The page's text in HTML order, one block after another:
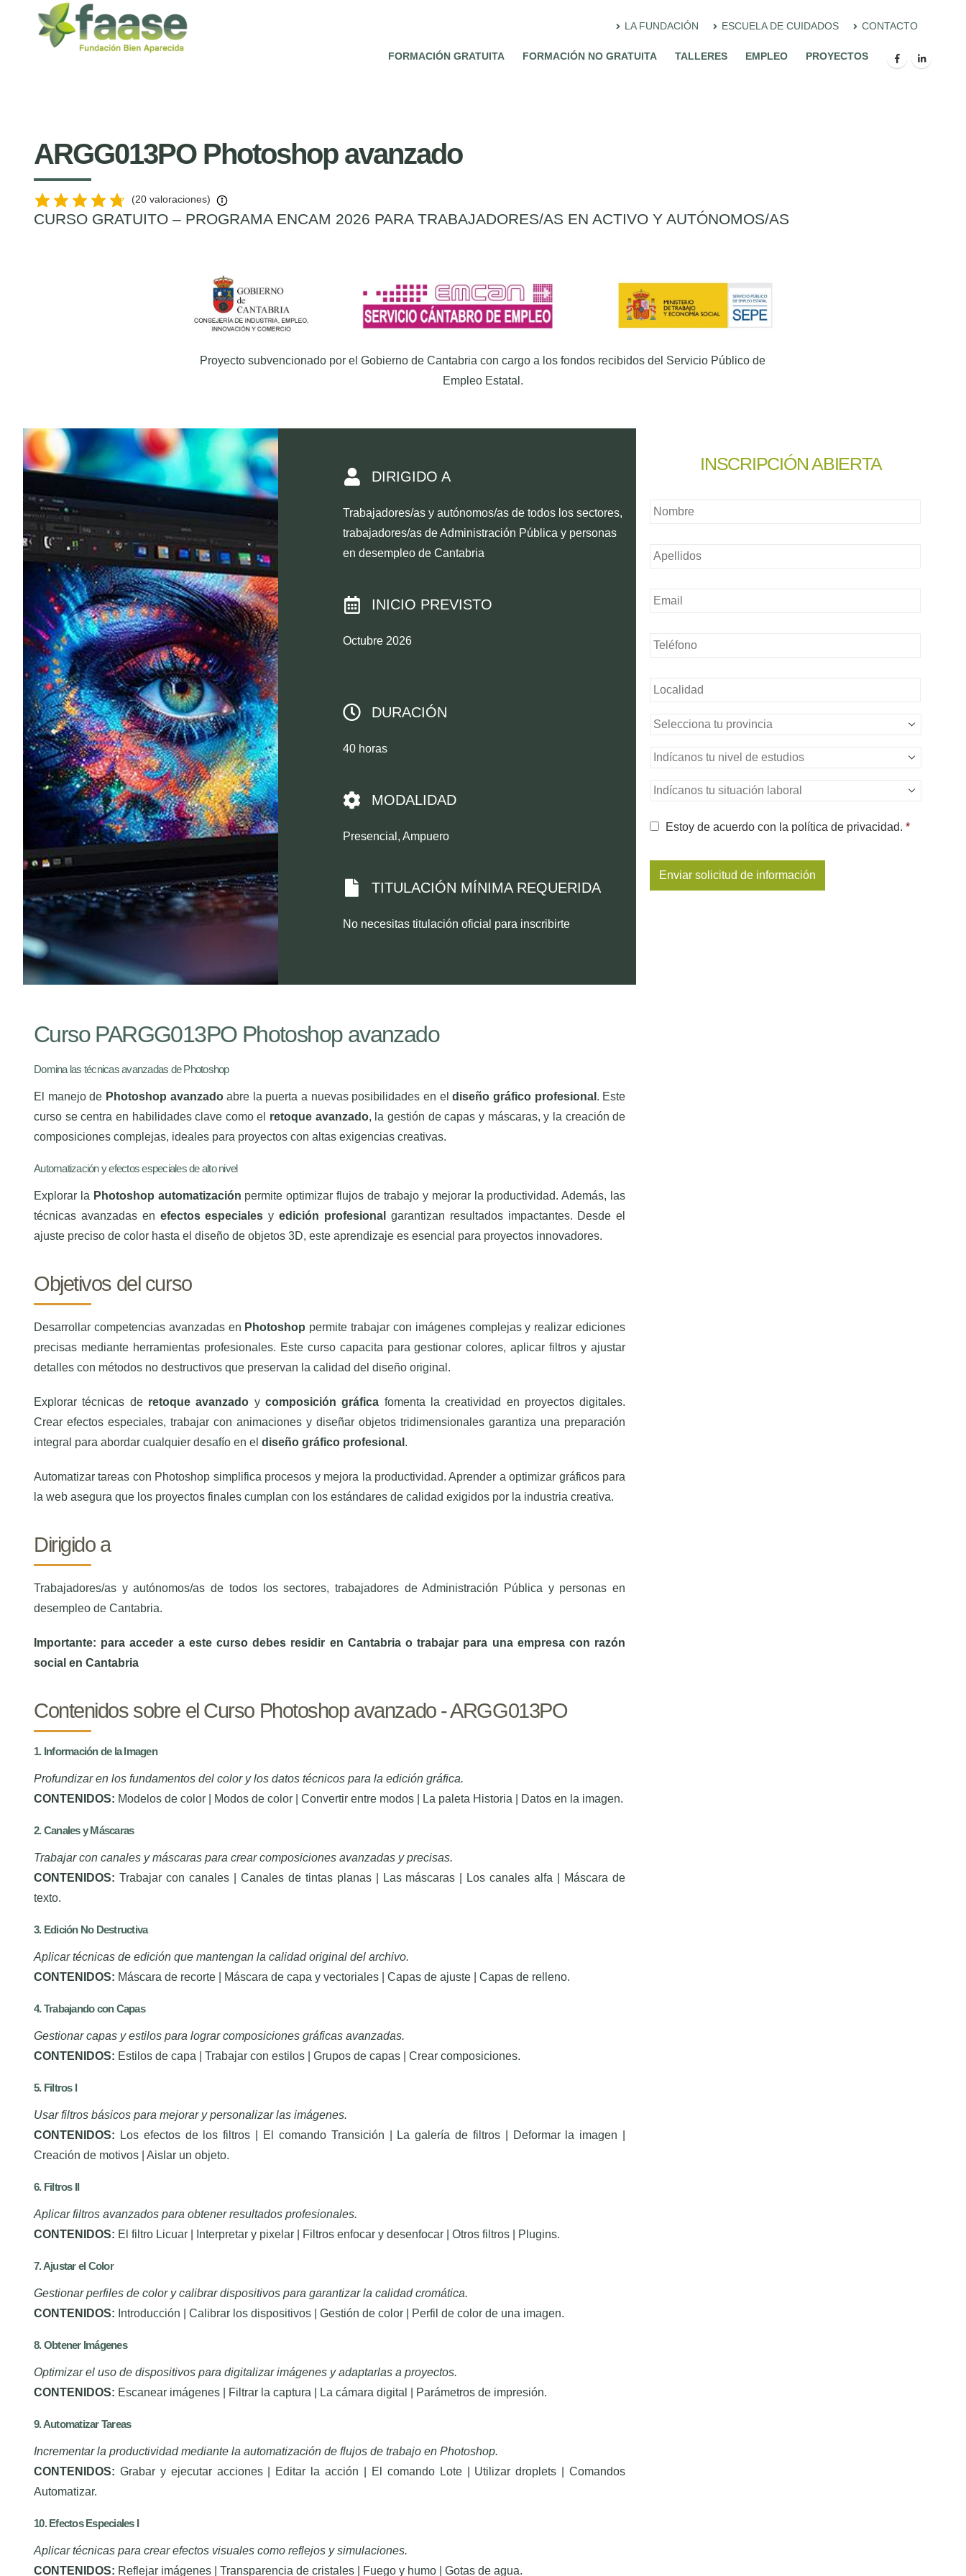
LA FUNDACIÓN ESCUELA DE CUIDADOS CONTACTO
FORMACIÓN GRATUITA FORMACIÓN NO GRATUITA TALLERES EMPLEO PROYECTOS
ARGG013PO Photoshop avanzado
(20 valoraciones)
CURSO GRATUITO – PROGRAMA ENCAM 2026 PARA TRABAJADORES/AS EN ACTIVO Y AUTÓNOMOS/AS
Proyecto subvencionado por el Gobierno de Cantabria con cargo a los fondos recibidos del Servicio Público de
Empleo Estatal.
DIRIGIDO A
Trabajadores/as y autónomos/as de todos los sectores,
trabajadores/as de Administración Pública y personas
en desempleo de Cantabria
INICIO PREVISTO
Octubre 2026
DURACIÓN
40 horas
MODALIDAD
Presencial, Ampuero
TITULACIÓN MÍNIMA REQUERIDA
No necesitas titulación oficial para inscribirte
Curso PARGG013PO Photoshop avanzado
Domina las técnicas avanzadas de Photoshop
El manejo de Photoshop avanzadoabre la puerta a nuevas posibilidades en eldiseño gráfico profesional . Este
curso se centra en habilidades clave como el retoque avanzado, la gestión de capas y máscaras, y la creación de
composiciones complejas, ideales para proyectos con altas exigencias creativas.
Automatización y efectos especiales de alto nivel
Explorar la Photoshop automatización permite optimizar flujos de trabajo y mejorar la productividad. Además, las
técnicas avanzadas en efectos especiales yedición profesional
garantizan resultados impactantes. Desde el
ajuste preciso de color hasta el diseño de objetos 3D, este aprendizaje es esencial para proyectos innovadores.
Objetivos del curso
Desarrollar competencias avanzadas en Photoshop permite trabajar con imágenes complejas y realizar ediciones
precisas mediante herramientas profesionales. Este curso capacita para gestionar colores, aplicar filtros y ajustar
detalles con métodos no destructivos que preservan la calidad del diseño original.
Explorar técnicas de retoque avanzado y composición gráfica fomenta la creatividad en proyectos digitales.
Crear efectos especiales, trabajar con animaciones y diseñar objetos tridimensionales garantiza una preparación
integral para abordar cualquier desafío en el diseño gráfico profesional .
Automatizar tareas con Photoshop simplifica procesos y mejora la productividad. Aprender a optimizar gráficos para
la web asegura que los proyectos finales cumplan con los estándares de calidad exigidos por la industria creativa.
Dirigido a
Trabajadores/as y autónomos/as de todos los sectores, trabajadores de Administración Pública y personas en
desempleo de Cantabria.
Importante: para acceder a este curso debes residir en Cantabria o trabajar para una empresa con razón
social en Cantabria
Contenidos sobre el Curso Photoshop avanzado - ARGG013PO
1. Información de la Imagen
Profundizar en los fundamentos del color y los datos técnicos para la edición gráfica.
CONTENIDOS: Modelos de color | Modos de color | Convertir entre modos | La paleta Historia | Datos en la imagen.
2. Canales y Máscaras
Trabajar con canales y máscaras para crear composiciones avanzadas y precisas.
CONTENIDOS: Trabajar con canales | Canales de tintas planas | Las máscaras | Los canales alfa | Máscara de
texto.
3. Edición No Destructiva
Aplicar técnicas de edición que mantengan la calidad original del archivo.
CONTENIDOS: Máscara de recorte | Máscara de capa y vectoriales | Capas de ajuste | Capas de relleno.
4. Trabajando con Capas
Gestionar capas y estilos para lograr composiciones gráficas avanzadas.
CONTENIDOS: Estilos de capa | Trabajar con estilos | Grupos de capas | Crear composiciones.
5. Filtros I
Usar filtros básicos para mejorar y personalizar las imágenes.
CONTENIDOS: Los efectos de los filtros | El comando Transición | La galería de filtros | Deformar la imagen |
Creación de motivos | Aislar un objeto.
6. Filtros II
Aplicar filtros avanzados para obtener resultados profesionales.
CONTENIDOS: El filtro Licuar | Interpretar y pixelar | Filtros enfocar y desenfocar | Otros filtros | Plugins.
7. Ajustar el Color
Gestionar perfiles de color y calibrar dispositivos para garantizar la calidad cromática.
CONTENIDOS: Introducción | Calibrar los dispositivos | Gestión de color | Perfil de color de una imagen.
8. Obtener Imágenes
Optimizar el uso de dispositivos para digitalizar imágenes y adaptarlas a proyectos.
CONTENIDOS: Escanear imágenes | Filtrar la captura | La cámara digital | Parámetros de impresión.
9. Automatizar Tareas
Incrementar la productividad mediante la automatización de flujos de trabajo en Photoshop.
CONTENIDOS: Grabar y ejecutar acciones | Editar la acción | El comando Lote | Utilizar droplets | Comandos
Automatizar.
10. Efectos Especiales I
Aplicar técnicas para crear efectos visuales como reflejos y simulaciones.
CONTENIDOS: Reflejar imágenes | Transparencia de cristales | Fuego y humo | Gotas de agua.
INSCRIPCIÓN ABIERTA
nombre *
Sin
Nivel
estudios
Situación
Consentimiento
*
Estoy de acuerdo con la política de privacidad. *